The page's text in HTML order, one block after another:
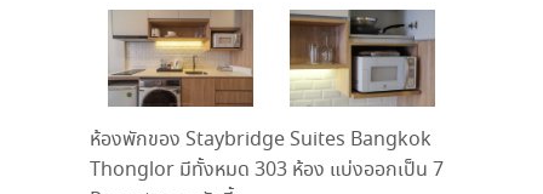
ห้องพักของ Staybridge Suites Bangkok
Thonglor มีทั้งหมด 303 ห้อง แบ่งออกเป็น 7